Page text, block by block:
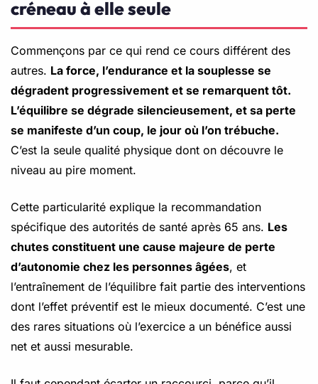
créneau à elle seule
Commençons par ce qui rend ce cours différent des
autres. La force, l’endurance et la souplesse se
dégradent progressivement et se remarquent tôt.
L’équilibre se dégrade silencieusement, et sa perte
se manifeste d’un coup, le jour où l’on trébuche.
C’est la seule qualité physique dont on découvre le
niveau au pire moment.
Cette particularité explique la recommandation
spécifique des autorités de santé après 65 ans. Les
chutes constituent une cause majeure de perte
d’autonomie chez les personnes âgées, et
l’entraînement de l’équilibre fait partie des interventions
dont l’effet préventif est le mieux documenté. C’est une
des rares situations où l’exercice a un bénéfice aussi
net et aussi mesurable.